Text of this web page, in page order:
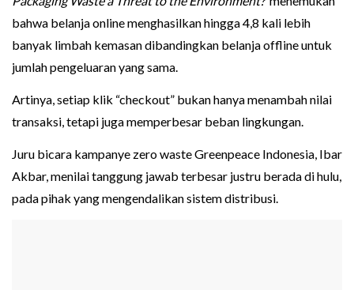
bahwa belanja online menghasilkan hingga 4,8 kali lebih
banyak limbah kemasan dibandingkan belanja offline untuk
jumlah pengeluaran yang sama.
Artinya, setiap klik “checkout” bukan hanya menambah nilai
transaksi, tetapi juga memperbesar beban lingkungan.
Juru bicara kampanye zero waste Greenpeace Indonesia, Ibar
Akbar, menilai tanggung jawab terbesar justru berada di hulu,
pada pihak yang mengendalikan sistem distribusi.